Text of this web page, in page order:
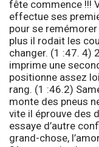
fête commence !!!
effectue ses
pour se
plus il rodait les
changer. (1 :47. 4)
imprime une
positionne assez
rang. (1 :46.2)
monte des pneus
vite il éprouve des
essaye d’autre
grand-chose,